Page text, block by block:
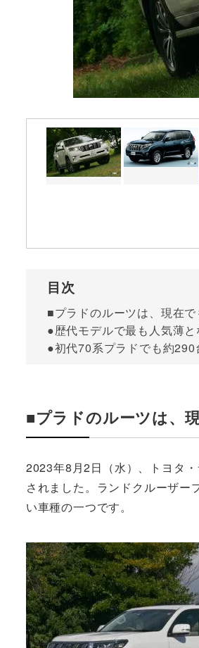
目次
■プラドのルーツは、現在
●歴代モデルで最も人気薄
●初代70系プラドでも約
■プラドのルーツは、
2023年8月2日（水）、トヨタ
されました。ランドクルーザ
い車種の一つです。